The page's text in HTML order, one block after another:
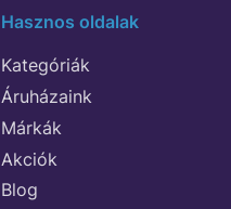
Hasznos oldalak
Kategóriák
Áruházaink
Márkák
Akciók
Blog